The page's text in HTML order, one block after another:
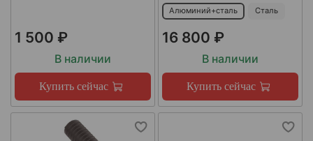
1 500 ₽
В наличии
Купить сейчас
Алюминий+сталь Сталь
16 800 ₽
В наличии
Купить сейчас